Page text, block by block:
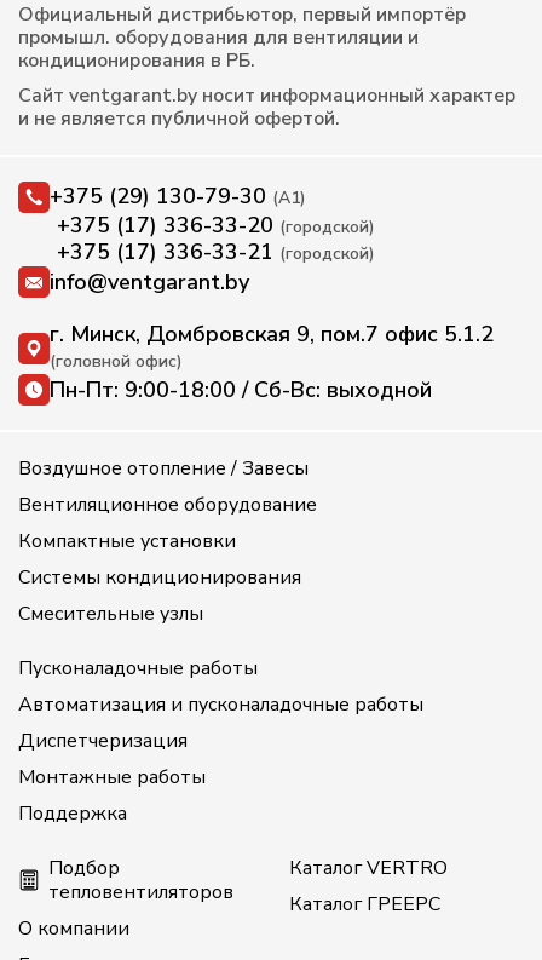
Официальный дистрибьютор, первый импортёр
промышл. оборудования для вентиляции и
кондиционирования в РБ.
Сайт ventgarant.by носит информационный характер
и не является публичной офертой.
+375 (29) 130-79-30 (А1)
+375 (17) 336-33-20 (городской)
+375 (17) 336-33-21 (городской)
info@ventgarant.by
г. Минск, Домбровская 9, пом.7 офис 5.1.2
(головной офис)
Пн-Пт: 9:00-18:00 / Сб-Вс: выходной
Воздушное отопление / Завесы
Вентиляционное оборудование
Компактные установки
Системы кондиционирования
Смесительные узлы
Пусконаладочные работы
Автоматизация и пусконаладочные работы
Диспетчеризация
Монтажные работы
Поддержка
Подбор
тепловентиляторов
О компании
Каталог VERTRO
Каталог ГРЕЕРС